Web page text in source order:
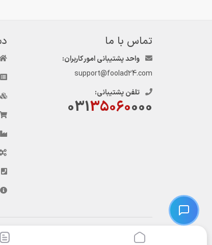
تماس با ما
واحد پشتیبانی امور کاربران:
support@foolad24.com
تلفن پشتیبانی:
03135060000
© کلیه حقوق این وب‌سایت و سرویس‌های آن متعلق به سامانه فولاد ۲۴ است.